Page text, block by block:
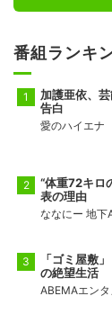
番組ランキ
加護亜依、
告白
愛のハイエナ
“体重72キロ
表の理由
ななにー 地下
「ゴミ屋敷
の絶望生活
ABEMAエンタ